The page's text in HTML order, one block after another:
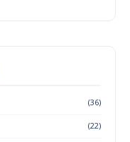
(36)
(22)